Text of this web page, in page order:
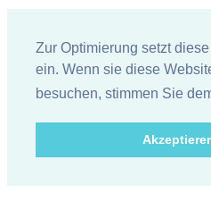
Zur Optimierung setzt
ein. Wenn sie diese
besuchen, stimmen Sie